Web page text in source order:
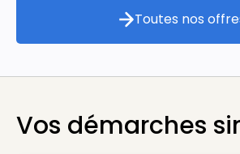
Toutes
Toutes nos
Vos démarches